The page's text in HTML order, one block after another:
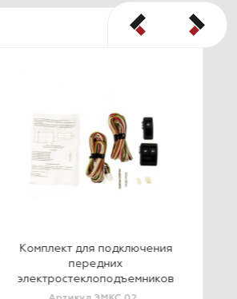
Комплект для подключения
передних
электростеклоподъемников